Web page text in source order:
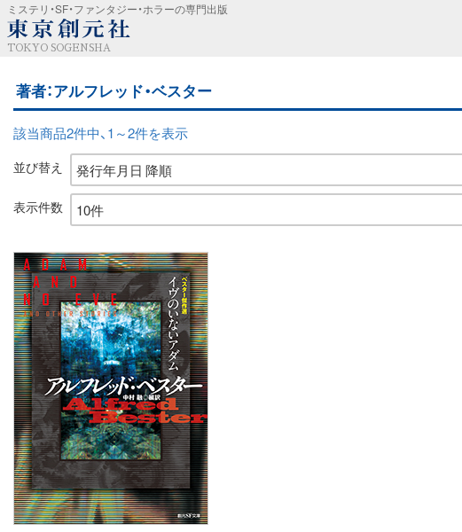
ミステリ・SF・ファンタジー・ホラーの専門出版
TOKYO SOGENSHA
著者：アルフレッド・ベスター
該当商品2件中、1～2件を表示
並び替え
表示件数